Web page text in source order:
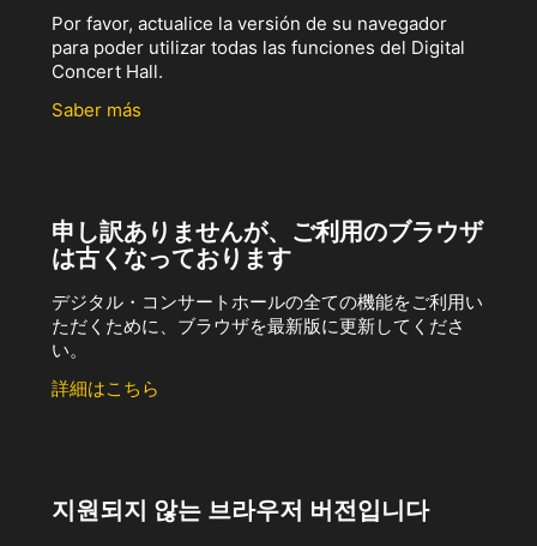
Por favor, actualice la versión de su navegador
para poder utilizar todas las funciones del Digital
Concert Hall.
Saber más
申し訳ありませんが、ご利用のブラウザ
は古くなっております
デジタル・コンサートホールの全ての機能をご利用い
ただくために、ブラウザを最新版に更新してくださ
い。
詳細はこちら
지원되지 않는 브라우저 버전입니다